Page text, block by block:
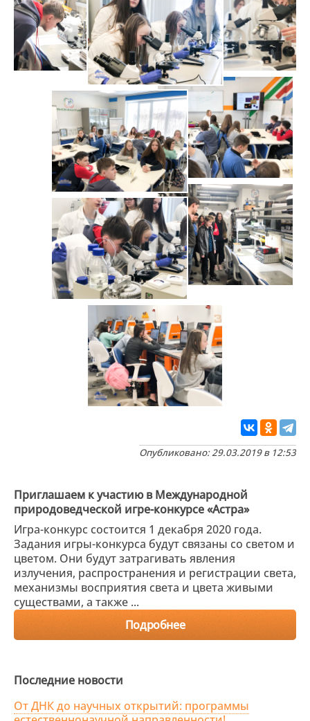
Опубликовано: 29.03.2019 в 12:53
Приглашаем к участию в Международной
природоведческой игре-конкурсе «Астра»
Игра-конкурс состоится 1 декабря 2020 года.
Задания игры-конкурса будут связаны со светом и
цветом. Они будут затрагивать явления
излучения, распространения и регистрации света,
механизмы восприятия света и цвета живыми
существами, а также ...
Подробнее
Последние новости
От ДНК до научных открытий: программы